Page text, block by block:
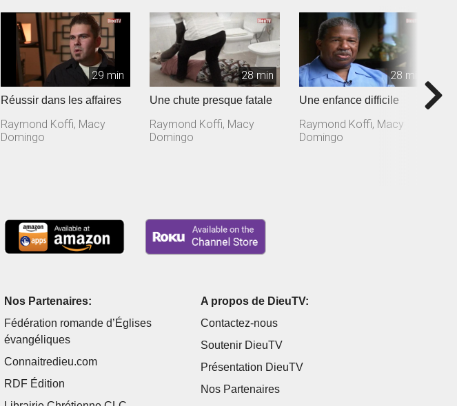
29 min
Réussir dans les affaires
Raymond Koffi, Macy
Domingo
28 min
Une chute presque fatale
Raymond Koffi, Macy
Domingo
28 min
Une enfance difficile
Raymond Koffi, Macy
Domingo
Nos Partenaires:
Fédération romande d’Églises
évangéliques
Connaitredieu.com
RDF Édition
A propos de DieuTV:
Contactez-nous
Soutenir DieuTV
Présentation DieuTV
Nos Partenaires